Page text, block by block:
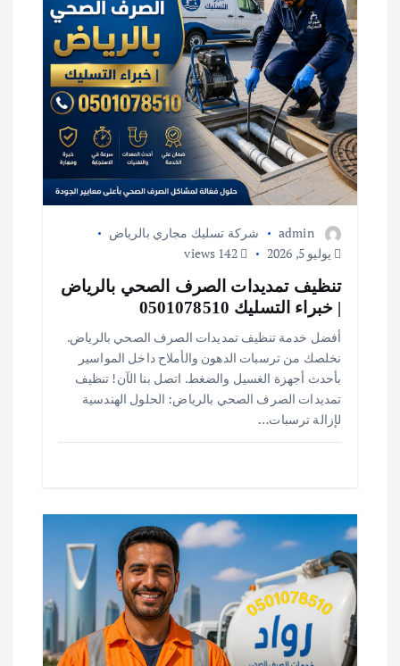
ت
admin
شركة تسليك مجاري بالرياض
يوليو 5, 2026
142 views
تنظيف تمديدات الصرف الصحي بالرياض
| خبراء التسليك 0501078510
أفضل خدمة تنظيف تمديدات الصرف الصحي بالرياض.
نخلصك من ترسبات الدهون والأملاح داخل المواسير
بأحدث أجهزة الغسيل والضغط. اتصل بنا الآن! تنظيف
تمديدات الصرف الصحي بالرياض: الحلول الهندسية
لإزالة ترسبات…